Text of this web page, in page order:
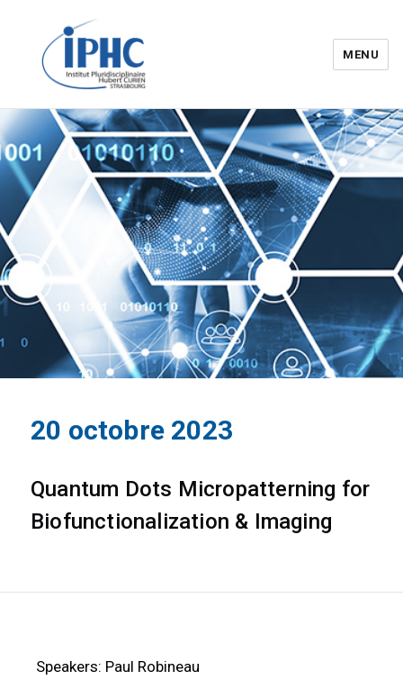
Institut pluridisciplinaire Hubert
Curien – IPHC
MENU
20 octobre 2023
Quantum Dots Micropatterning for
Biofunctionalization & Imaging
Speakers: Paul Robineau